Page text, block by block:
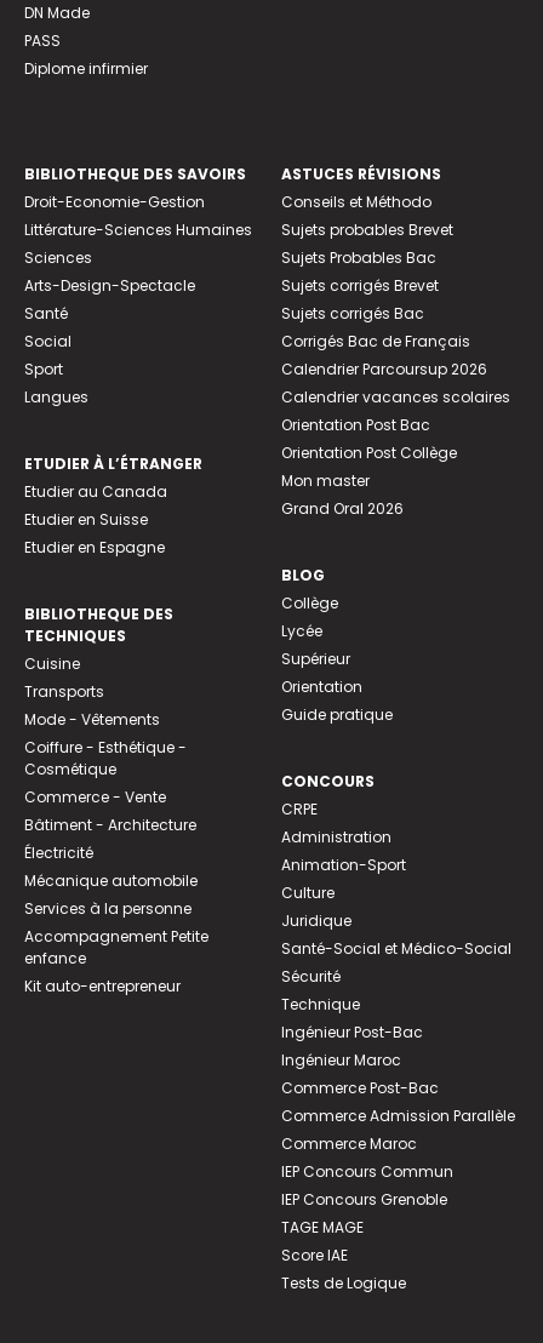
DN Made
PASS
Diplome infirmier
BIBLIOTHEQUE DES SAVOIRS
Droit-Economie-Gestion
Littérature-Sciences Humaines
Sciences
Arts-Design-Spectacle
Santé
Social
Sport
Langues
ETUDIER À L’ÉTRANGER
Etudier au Canada
Etudier en Suisse
Etudier en Espagne
BIBLIOTHEQUE DES
TECHNIQUES
Cuisine
Transports
Mode - Vêtements
Coiffure - Esthétique -
Cosmétique
Commerce - Vente
Bâtiment - Architecture
Électricité
Mécanique automobile
Services à la personne
Accompagnement Petite
enfance
Kit auto-entrepreneur
ASTUCES RÉVISIONS
Conseils et Méthodo
Sujets probables Brevet
Sujets Probables Bac
Sujets corrigés Brevet
Sujets corrigés Bac
Corrigés Bac de Français
Calendrier Parcoursup 2026
Calendrier vacances scolaires
Orientation Post Bac
Orientation Post Collège
Mon master
Grand Oral 2026
BLOG
Collège
Lycée
Supérieur
Orientation
Guide pratique
CONCOURS
CRPE
Administration
Animation-Sport
Culture
Juridique
Santé-Social et Médico-Social
Sécurité
Technique
Ingénieur Post-Bac
Ingénieur Maroc
Commerce Post-Bac
Commerce Admission Parallèle
Commerce Maroc
IEP Concours Commun
IEP Concours Grenoble
TAGE MAGE
Score IAE
Tests de Logique